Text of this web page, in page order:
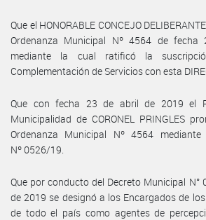
Que el HONORABLE CONCEJO
Ordenanza Municipal Nº 4564 de
mediante la cual ratificó la
Complementación de Servicios con esta
Que con fecha 23 de abril de 2019 el
Municipalidad de CORONEL PRINGLES
Ordenanza Municipal Nº 4564
Nº 0526/19.
Que por conducto del Decreto Municipal
de 2019 se designó a los Encargados de
de todo el país como agentes de